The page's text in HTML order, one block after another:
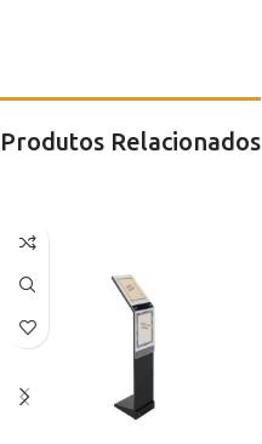
Produtos Relacionados